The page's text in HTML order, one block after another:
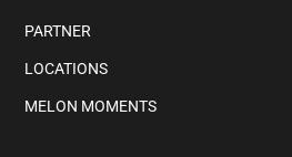
PARTNER
LOCATIONS
MELON MOMENTS